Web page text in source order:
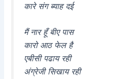
कारे संग ब्याह दई
मैं नार हूँ बीए पास
कारो आठ फेल है
एबीसी पढाय रही
अंग्रेजी सिखाय रही